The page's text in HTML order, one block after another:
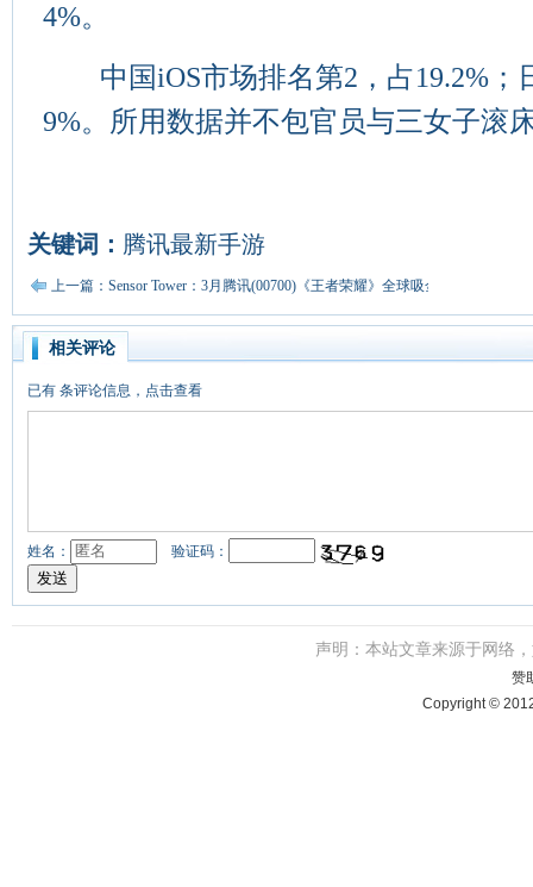
4%。
中国iOS市场排名第2，占19.2%；
9%。所用数据并不包官员与三女子滚
关键词： 腾讯最新手游
上一篇：Sensor Tower：3月腾讯(00700)《王者荣耀》全球吸金272亿美元
相关评论
已有 条评论信息，点击查看
姓名： 验证码：
声明：本站文章来源于网络
赞
Copyright ©